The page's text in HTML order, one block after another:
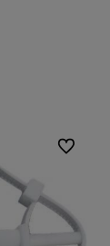
Do